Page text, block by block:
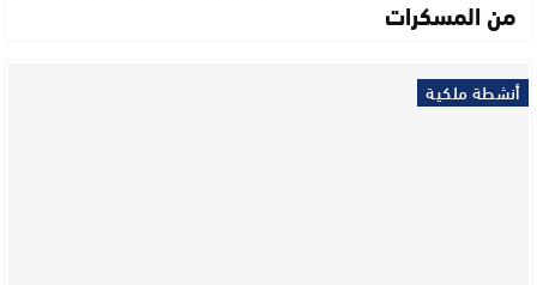
من المسكرات
أنشطة ملكية